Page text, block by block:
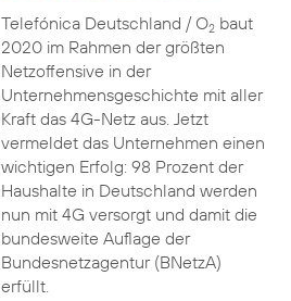
Telefónica Deutschland / O2baut
2020 im Rahmen der größten
Netzoffensive in der
Unternehmensgeschichte mit aller
Kraft das 4G-Netz aus. Jetzt
vermeldet das Unternehmen einen
wichtigen Erfolg: 98 Prozent der
Haushalte in Deutschland werden
nun mit 4G versorgt und damit die
bundesweite Auflage der
Bundesnetzagentur (BNetzA)
erfüllt.